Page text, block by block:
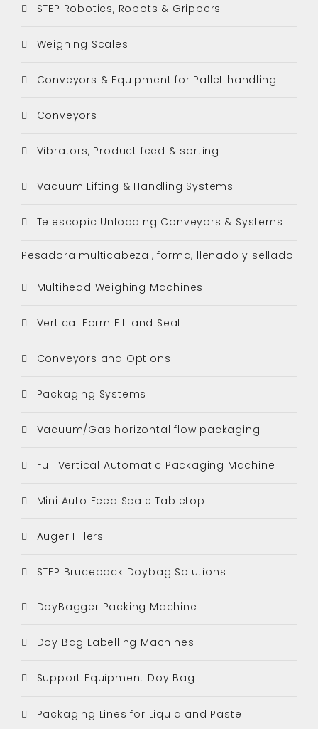
STEP Robotics, Robots & Grippers
Weighing Scales
Conveyors & Equipment for Pallet handling
Conveyors
Vibrators, Product feed & sorting
Vacuum Lifting & Handling Systems
Telescopic Unloading Conveyors & Systems
Pesadora multicabezal, forma, llenado y sellado
Multihead Weighing Machines
Vertical Form Fill and Seal
Conveyors and Options
Packaging Systems
Vacuum/Gas horizontal flow packaging
Full Vertical Automatic Packaging Machine
Mini Auto Feed Scale Tabletop
Auger Fillers
STEP Brucepack Doybag Solutions
DoyBagger Packing Machine
Doy Bag Labelling Machines
Support Equipment Doy Bag
Packaging Lines for Liquid and Paste